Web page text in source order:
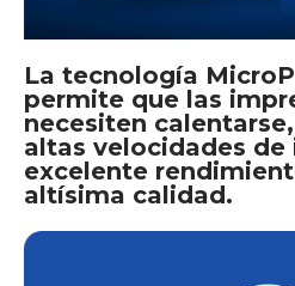
La tecnología
permite que las
necesiten
altas velocidades de
excelente
altísima calidad.